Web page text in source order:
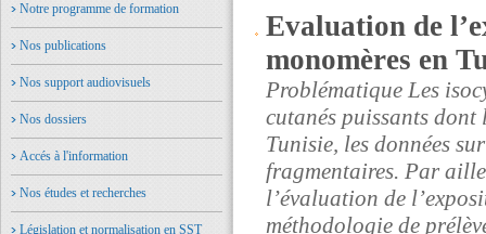
Notre programme de formation
Nos publications
Nos support audiovisuels
Nos dossiers
Accés à l'information
Nos études et recherches
Législation et normalisation en SST
Evaluation de
monomères en
Problématique Les
cutanés puissants dont
Tunisie, les données
fragmentaires. Par
l’évaluation de
méthodologie de